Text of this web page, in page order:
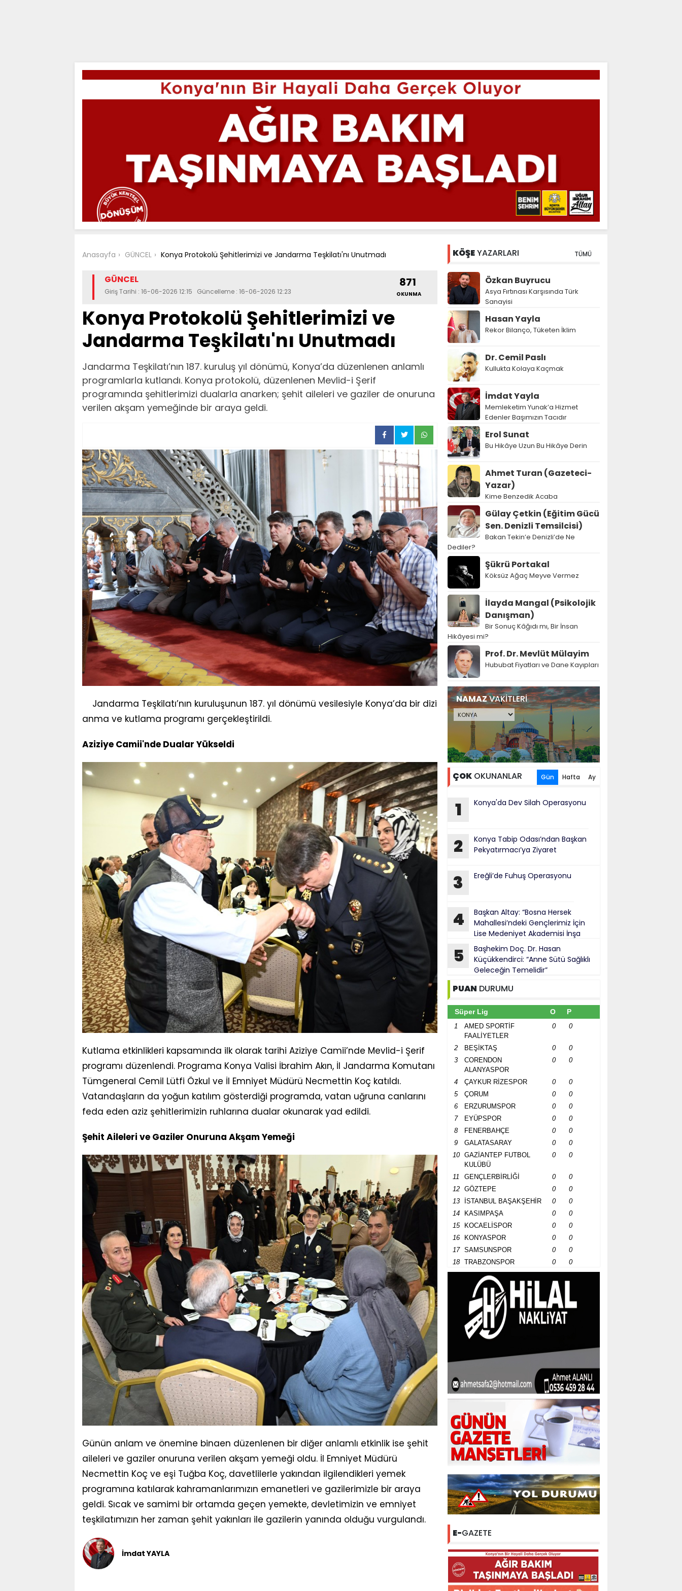
Anasayfa GÜNCEL Konya Protokolü Şehitlerimizi ve Jandarma Teşkilatı'nı Unutmadı
GÜNCEL
Giriş Tarihi : 16-06-2026 12:15 Güncelleme : 16-06-2026 12:23
871
OKUNMA
Konya Protokolü Şehitlerimizi ve
Jandarma Teşkilatı'nı Unutmadı
Jandarma Teşkilatı’nın 187. kuruluş yıl dönümü, Konya’da düzenlenen anlamlı
programlarla kutlandı. Konya protokolü, düzenlenen Mevlid-i Şerif
programında şehitlerimizi dualarla anarken; şehit aileleri ve gaziler de onuruna
verilen akşam yemeğinde bir araya geldi.
Jandarma Teşkilatı’nın kuruluşunun 187. yıl dönümü vesilesiyle Konya’da bir dizi
anma ve kutlama programı gerçekleştirildi.
Aziziye Camii'nde Dualar Yükseldi
Kutlama etkinlikleri kapsamında ilk olarak tarihi Aziziye Camii’nde Mevlid-i Şerif
programı düzenlendi. Programa Konya Valisi İbrahim Akın, İl Jandarma Komutanı
Tümgeneral Cemil Lütfi Özkul ve İl Emniyet Müdürü Necmettin Koç katıldı.
Vatandaşların da yoğun katılım gösterdiği programda, vatan uğruna canlarını
feda eden aziz şehitlerimizin ruhlarına dualar okunarak yad edildi.
Şehit Aileleri ve Gaziler Onuruna Akşam Yemeği
Günün anlam ve önemine binaen düzenlenen bir diğer anlamlı etkinlik ise şehit
aileleri ve gaziler onuruna verilen akşam yemeği oldu. İl Emniyet Müdürü
Necmettin Koç ve eşi Tuğba Koç, davetlilerle yakından ilgilendikleri yemek
programına katılarak kahramanlarımızın emanetleri ve gazilerimizle bir araya
geldi. Sıcak ve samimi bir ortamda geçen yemekte, devletimizin ve emniyet
teşkilatımızın her zaman şehit yakınları ile gazilerin yanında olduğu vurgulandı.
İmdat YAYLA
KÖŞEYAZARLARI TÜMÜ
Özkan Buyrucu
Asya Fırtınası Karşısında Türk
Sanayisi
Hasan Yayla
Rekor Bilanço, Tüketen İklim
Dr. Cemil Paslı
Kullukta Kolaya Kaçmak
İmdat Yayla
Memleketim Yunak’a Hizmet
Edenler Başımızın Tacıdır
Erol Sunat
Bu Hikâye Uzun Bu Hikâye Derin
Ahmet Turan (Gazeteci-
Yazar)
Kime Benzedik Acaba
Gülay Çetkin (Eğitim Gücü
Sen. Denizli Temsilcisi)
Bakan Tekin’e Denizli’de Ne
Dediler?
Şükrü Portakal
Köksüz Ağaç Meyve Vermez
İlayda Mangal (Psikolojik
Danışman)
Bir Sonuç Kâğıdı mı, Bir İnsan
Hikâyesi mi?
Prof. Dr. Mevlüt Mülayim
Hububat Fiyatları ve Dane Kayıpları
NAMAZVAKİTLERİ
ÇOK OKUNANLAR Gün Hafta Ay
1 Konya'da Dev Silah Operasyonu
2
Konya Tabip Odası’ndan Başkan
Pekyatırmacı’ya Ziyaret
3 Ereğli’de Fuhuş Operasyonu
4
Başkan Altay: “Bosna Hersek
Mahallesi’ndeki Gençlerimiz İçin
Lise Medeniyet Akademisi İnşa
Ediyoruz”
5
Başhekim Doç. Dr. Hasan
Küçükkendirci: “Anne Sütü Sağlıklı
Geleceğin Temelidir”
PUAN DURUMU
Süper Lig O P
1
AMED SPORTİF
FAALİYETLER
0 0
2 BEŞİKTAŞ 0
0
3
CORENDON
ALANYASPOR
0 0
4 ÇAYKUR RİZESPOR 0
0
5
ÇORUM 0
0
6
ERZURUMSPOR 0
0
7
EYÜPSPOR 0
0
8
FENERBAHÇE 0
0
9
GALATASARAY 0
0
10
GAZİANTEP FUTBOL
KULÜBÜ
0 0
11 GENÇLERBİRLİĞİ 0
0
12
GÖZTEPE 0
0
13
İSTANBUL BAŞAKŞEHİR 0
0
14
KASIMPAŞA 0
0
15
KOCAELİSPOR 0
0
16
KONYASPOR 0
0
17
SAMSUNSPOR 0
0
18
TRABZONSPOR 0 0
E-GAZETE